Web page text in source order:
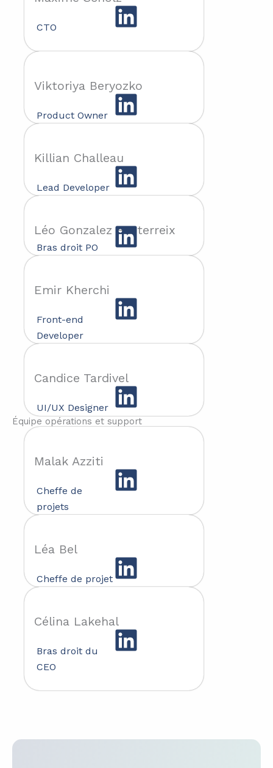
CTO
Viktoriya Beryozko
Product Owner
Killian Challeau
Lead Developer
Léo Gonzalez Basterreix
Bras droit PO
Emir Kherchi
Front-end
Developer
Candice Tardivel
UI/UX Designer
Équipe opérations et support
Malak Azziti
Cheffe de
projets
Léa Bel
Cheffe de projet
Célina Lakehal
Bras droit du
CEO